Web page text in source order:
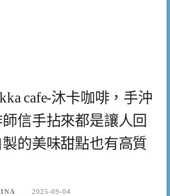
cafe-沐卡咖啡，手沖
信手拈來都是讓人回
的美味甜點也有高質
2025-09-04